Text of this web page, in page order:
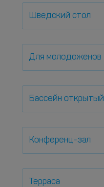
Шведский стол
Для молодоженов
Бассейн открытый
Конференц-зал
Терраса